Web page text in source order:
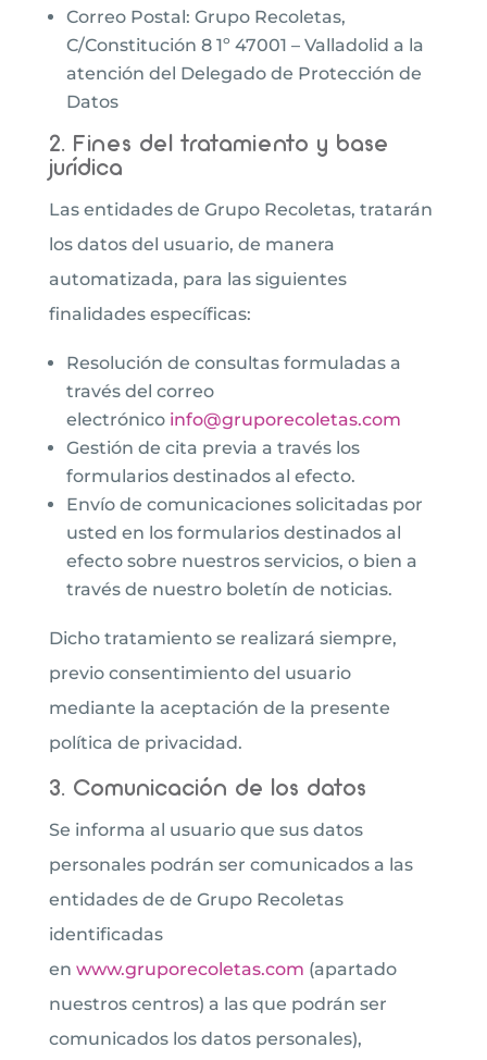
Correo Postal: Grupo Recoletas,
C/Constitución 8 1º 47001 – Valladolid a la
atención del Delegado de Protección de
Datos
2. Fines del tratamiento y base
jurídica
Las entidades de Grupo Recoletas, tratarán
los datos del usuario, de manera
automatizada, para las siguientes
finalidades específicas:
Resolución de consultas formuladas a
través del correo
electrónico info@gruporecoletas.com
Gestión de cita previa a través los
formularios destinados al efecto.
Envío de comunicaciones solicitadas por
usted en los formularios destinados al
efecto sobre nuestros servicios, o bien a
través de nuestro boletín de noticias.
Dicho tratamiento se realizará siempre,
previo consentimiento del usuario
mediante la aceptación de la presente
política de privacidad.
3. Comunicación de los datos
Se informa al usuario que sus datos
personales podrán ser comunicados a las
entidades de de Grupo Recoletas
identificadas
en www.gruporecoletas.com (apartado
nuestros centros) a las que podrán ser
comunicados los datos personales),